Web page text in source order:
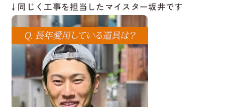
↓同じく工事を担当したマイスター坂井です